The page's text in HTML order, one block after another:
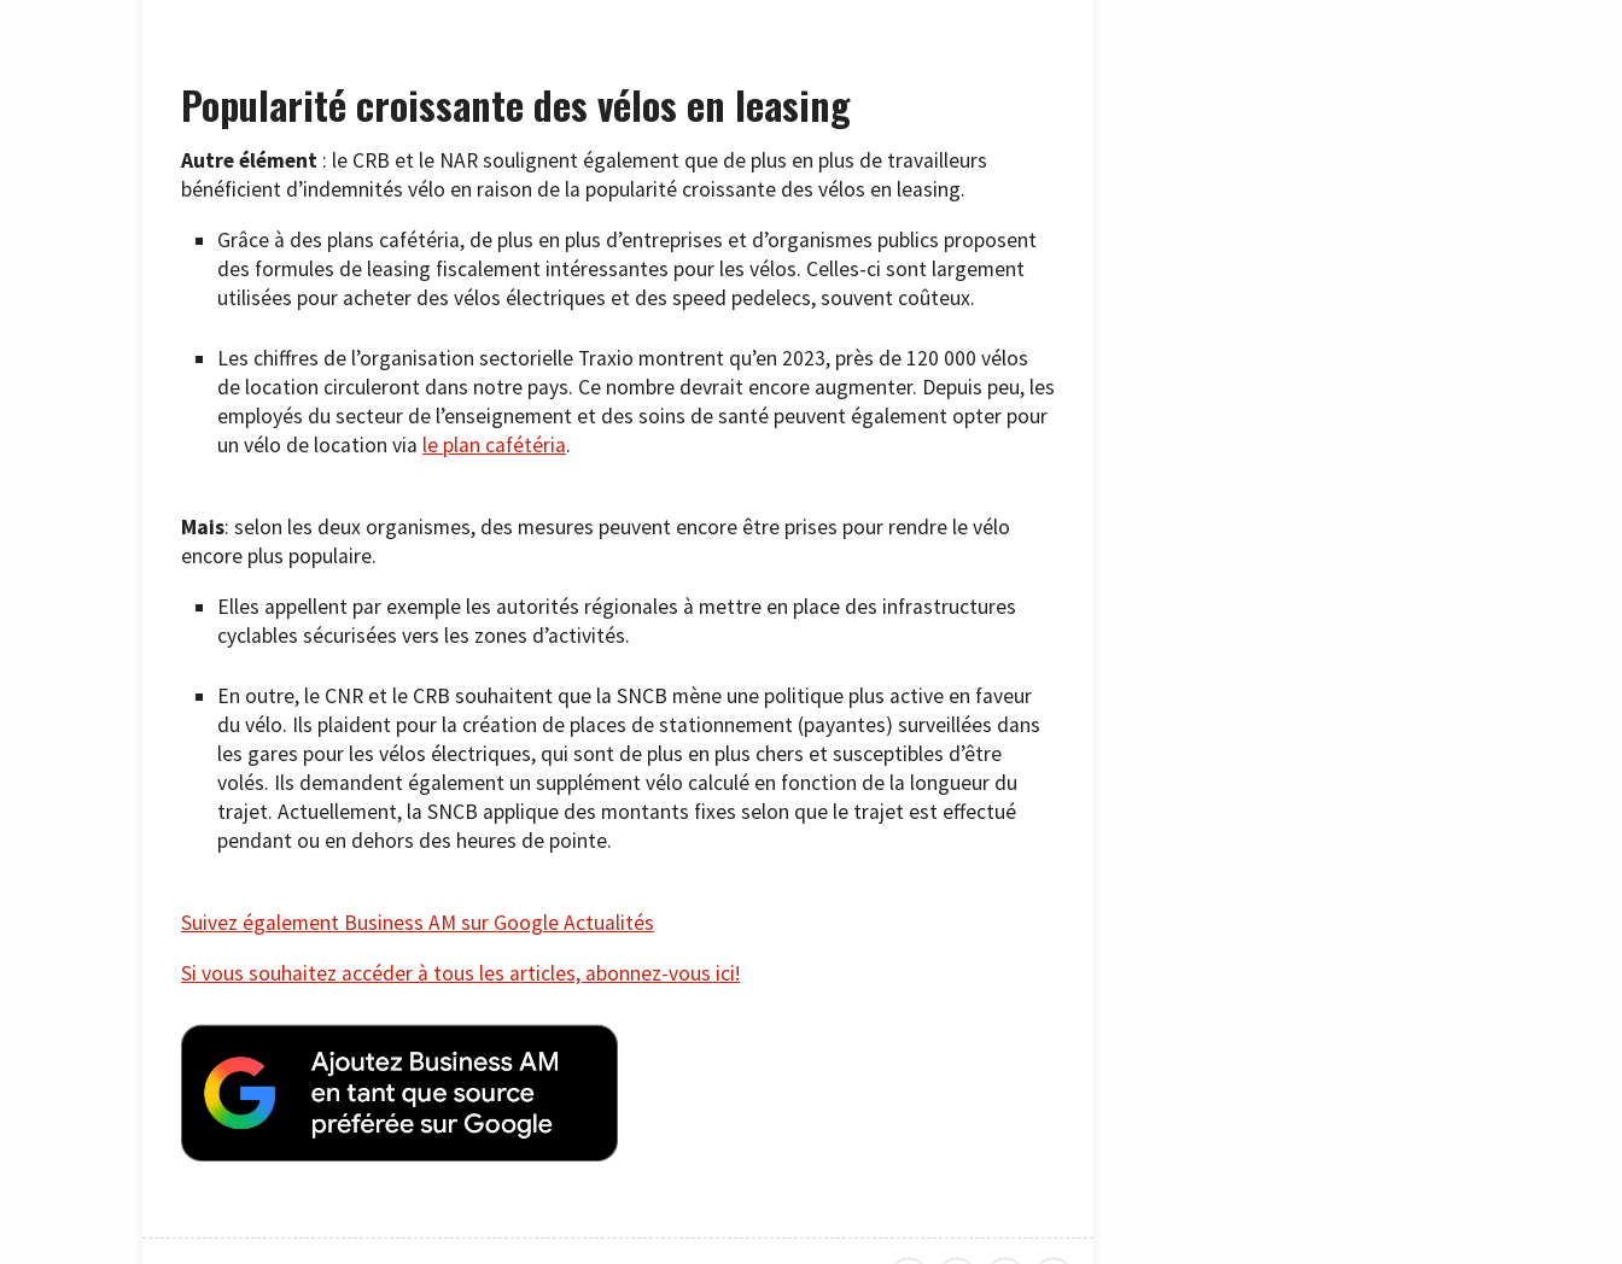
Popularité croissante des vélos en leasing
Autre élément : le CRB et le NAR soulignent également que de plus en plus de travailleurs
bénéficient d’indemnités vélo en raison de la popularité croissante des vélos en leasing.
Grâce à des plans cafétéria, de plus en plus d’entreprises et d’organismes publics proposent
des formules de leasing fiscalement intéressantes pour les vélos. Celles-ci sont largement
utilisées pour acheter des vélos électriques et des speed pedelecs, souvent coûteux.
Les chiffres de l’organisation sectorielle Traxio montrent qu’en 2023, près de 120 000 vélos
de location circuleront dans notre pays. Ce nombre devrait encore augmenter. Depuis peu, les
employés du secteur de l’enseignement et des soins de santé peuvent également opter pour
un vélo de location via le plan cafétéria.
Mais: selon les deux organismes, des mesures peuvent encore être prises pour rendre le vélo
encore plus populaire.
Elles appellent par exemple les autorités régionales à mettre en place des infrastructures
cyclables sécurisées vers les zones d’activités.
En outre, le CNR et le CRB souhaitent que la SNCB mène une politique plus active en faveur
du vélo. Ils plaident pour la création de places de stationnement (payantes) surveillées dans
les gares pour les vélos électriques, qui sont de plus en plus chers et susceptibles d’être
volés. Ils demandent également un supplément vélo calculé en fonction de la longueur du
trajet. Actuellement, la SNCB applique des montants fixes selon que le trajet est effectué
pendant ou en dehors des heures de pointe.
Suivez également Business AM sur Google Actualités
Si vous souhaitez accéder à tous les articles, abonnez-vous ici!